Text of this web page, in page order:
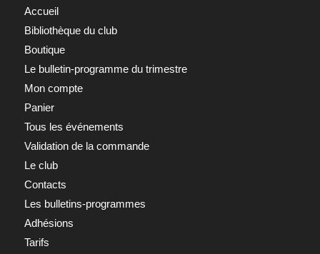
Accueil
Bibliothèque du club
Boutique
Le bulletin-programme du trimestre
Mon compte
Panier
Tous les événements
Validation de la commande
Le club
Contacts
Les bulletins-programmes
Adhésions
Tarifs